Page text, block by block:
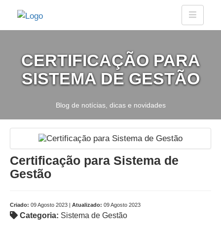
CERTIFICAÇÃO PARA
SISTEMA DE GESTÃO
Blog de notícias, dicas e novidades
Certificação para Sistema de
Gestão
Criado: 09 Agosto 2023 | Atualizado: 09 Agosto 2023
Categoria: Sistema de Gestão